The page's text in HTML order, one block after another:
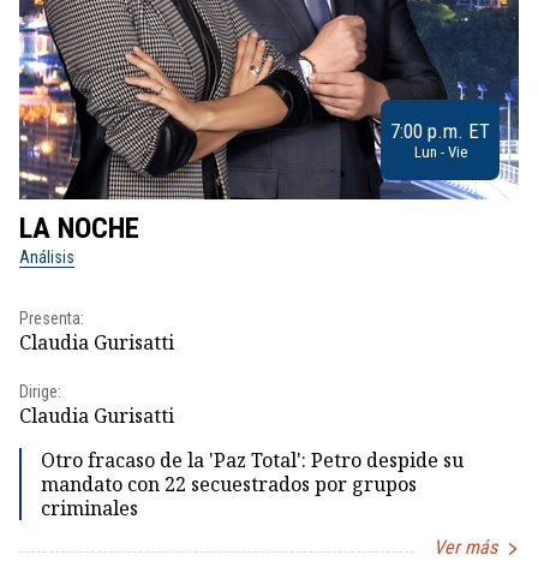
7:00 p.m. ET
Lun - Vie
LA NOCHE
Análisis
Presenta:
Claudia Gurisatti
Dirige:
Claudia Gurisatti
Otro fracaso de la 'Paz Total': Petro despide su
mandato con 22 secuestrados por grupos
criminales
Ver más